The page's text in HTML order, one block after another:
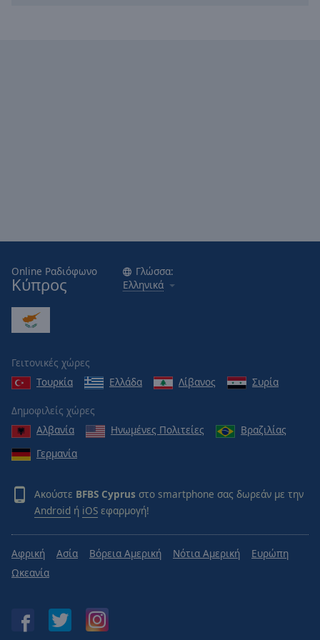
Family
Reset
Modal
Dialog
End
dialog
window.
Online Ραδιόφωνο
Κύπρος
Γλώσσα:
Ελληνικά
Γειτονικές χώρες
Τουρκία
Ελλάδα Λίβανος Συρία
Δημοφιλείς χώρες
Αλβανία
Ηνωμένες Πολιτείες
Βραζιλίας
Γερμανία
Ακούστε BFBS Cyprus στο smartphone σας δωρεάν με την
Android ή iOS εφαρμογή!
Αφρική Ασία Βόρεια Αμερική Νότια Αμερική
Ευρώπη
Ωκεανία